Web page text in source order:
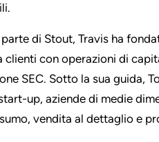
di Stout, Travis ha
clienti con operazioni di
SEC. Sotto la sua guida,
up, aziende di medie
vendita al dettaglio e